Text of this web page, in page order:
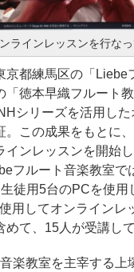
ラインレッスンを行な
都練馬区の「Liebe
「徳本早織フルート
シリーズを活用した
。この成果をもとに
インレッスンを開始
フルート音楽教室で
徒用5台のPCを使用
用してオンラインレ
めて、15人が受講し
楽教室を主宰する上